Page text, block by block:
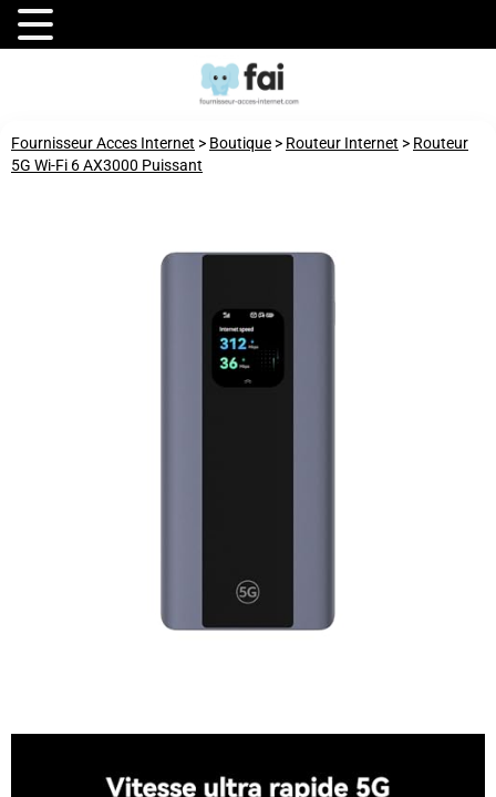
Fournisseur Acces Internet > Boutique > Routeur Internet > Routeur
5G Wi-Fi 6 AX3000 Puissant